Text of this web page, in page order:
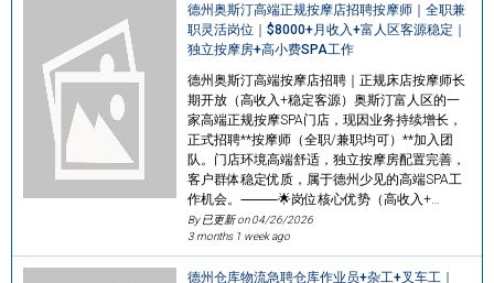
德州奥斯汀高端正规按摩店招聘按摩师｜全职兼
职灵活岗位｜$8000+月收入+富人区客源稳定｜
独立按摩房+高小费SPA工作
德州奥斯汀高端按摩店招聘｜正规床店按摩师长
期开放（高收入+稳定客源）奥斯汀富人区的一
家高端正规按摩SPA门店，现因业务持续增长，
正式招聘**按摩师（全职/兼职均可）**加入团
队。门店环境高端舒适，独立按摩房配置完善，
客户群体稳定优质，属于德州少见的高端SPA工
作机会。⸻🌟岗位核心优势（高收入+…
By 已更新 on04/26/2026
3 months 1 week ago
德州仓库物流急聘仓库作业员+杂工+叉车工｜